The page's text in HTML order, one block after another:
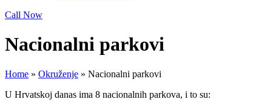
Call Now
Nacionalni parkovi
Home » Okruženje » Nacionalni parkovi
U Hrvatskoj danas ima 8 nacionalnih parkova, i to su: